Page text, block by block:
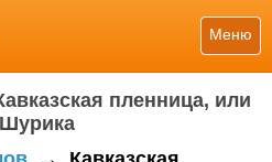
Меню
пленница, или